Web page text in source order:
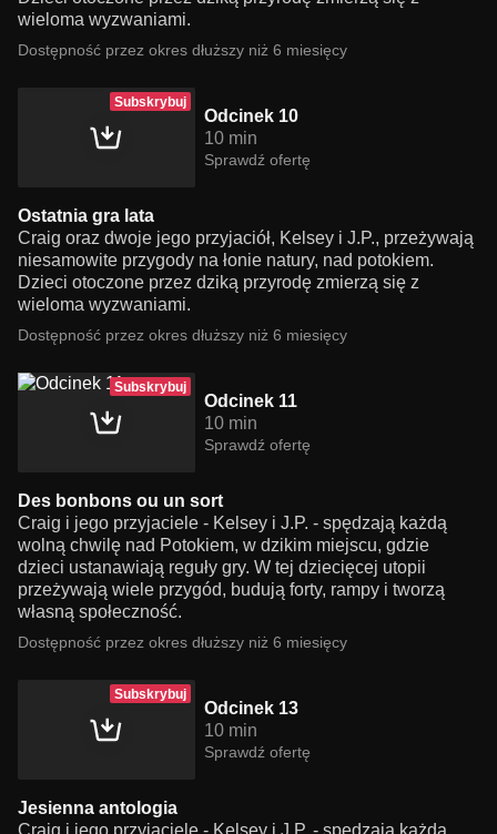
wieloma wyzwaniami.
Dostępność przez okres dłuższy niż 6 miesięcy
Subskrybuj
Odcinek 10
10 min
Sprawdź ofertę
Ostatnia gra lata
Craig oraz dwoje jego przyjaciół, Kelsey i J.P., przeżywają
niesamowite przygody na łonie natury, nad potokiem.
Dzieci otoczone przez dziką przyrodę zmierzą się z
wieloma wyzwaniami.
Dostępność przez okres dłuższy niż 6 miesięcy
Subskrybuj
Odcinek 11
10 min
Sprawdź ofertę
Des bonbons ou un sort
Craig i jego przyjaciele - Kelsey i J.P. - spędzają każdą
wolną chwilę nad Potokiem, w dzikim miejscu, gdzie
dzieci ustanawiają reguły gry. W tej dziecięcej utopii
przeżywają wiele przygód, budują forty, rampy i tworzą
własną społeczność.
Dostępność przez okres dłuższy niż 6 miesięcy
Subskrybuj
Odcinek 13
10 min
Sprawdź ofertę
Jesienna antologia
Craig i jego przyjaciele - Kelsey i J.P. - spędzają każdą